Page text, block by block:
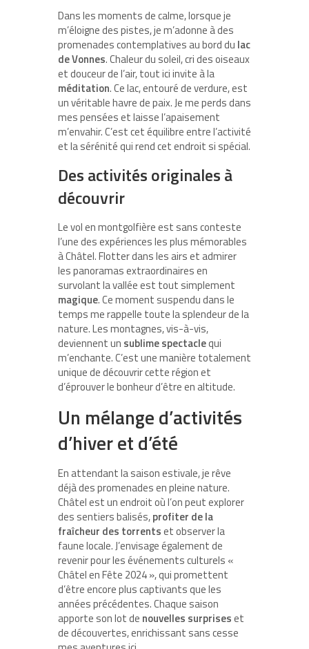
Dans les moments de calme, lorsque je
m’éloigne des pistes, je m’adonne à des
promenades contemplatives au bord du lac
de Vonnes. Chaleur du soleil, cri des oiseaux
et douceur de l’air, tout ici invite à la
méditation. Ce lac, entouré de verdure, est
un véritable havre de paix. Je me perds dans
mes pensées et laisse l’apaisement
m’envahir. C’est cet équilibre entre l’activité
et la sérénité qui rend cet endroit si spécial.
Des activités originales à
découvrir
Le vol en montgolfière est sans conteste
l’une des expériences les plus mémorables
à Châtel. Flotter dans les airs et admirer
les panoramas extraordinaires en
survolant la vallée est tout simplement
magique. Ce moment suspendu dans le
temps me rappelle toute la splendeur de la
nature. Les montagnes, vis-à-vis,
deviennent un sublime spectaclequi
m’enchante. C’est une manière totalement
unique de découvrir cette région et
d’éprouver le bonheur d’être en altitude.
Un mélange d’activités
d’hiver et d’été
En attendant la saison estivale, je rêve
déjà des promenades en pleine nature.
Châtel est un endroit où l’on peut explorer
des sentiers balisés,profiter de la
fraîcheur des torrentset observer la
faune locale. J’envisage également de
revenir pour les événements culturels «
Châtel en Fête 2024 », qui promettent
d’être encore plus captivants que les
années précédentes. Chaque saison
apporte son lot de nouvelles surpriseset
de découvertes, enrichissant sans cesse